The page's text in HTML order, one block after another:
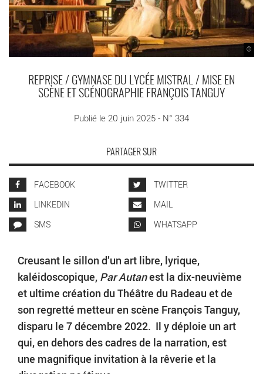
©
REPRISE / GYMNASE DU LYCÉE MISTRAL / MISE EN
SCÈNE ET SCÉNOGRAPHIE FRANÇOIS TANGUY
Publié le 20 juin 2025 - N° 334
PARTAGER SUR
FACEBOOK
TWITTER
LINKEDIN
MAIL
SMS
WHATSAPP
Creusant le sillon d’un art libre, lyrique,
kaléidoscopique, Par Autanest la dix-neuvième
et ultime création du Théâtre du Radeau et de
son regretté metteur en scène François Tanguy,
disparu le 7 décembre 2022. Il y déploie un art
qui, en dehors des cadres de la narration, est
une magnifique invitation à la rêverie et la